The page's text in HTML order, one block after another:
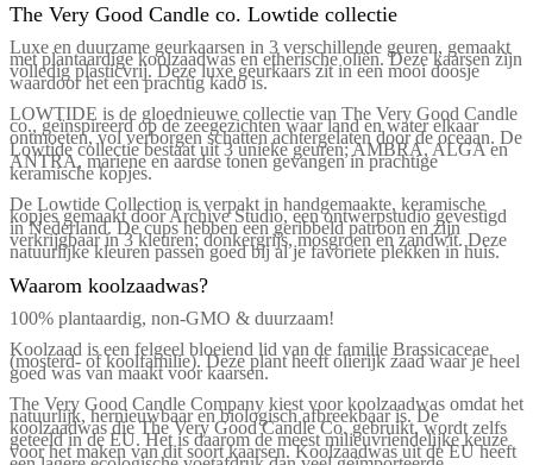
The Very Good Candle co. Lowtide collectie
Luxe en duurzame geurkaarsen in 3 verschillende geuren, gemaakt
met plantaardige koolzaadwas en etherische oliën. Deze kaarsen zijn
volledig plasticvrij. Deze luxe geurkaars zit in een mooi doosje
waardoor het een prachtig kado is.
LOWTIDE is de gloednieuwe collectie van The Very Good Candle
co., geïnspireerd op de zeegezichten waar land en water elkaar
ontmoeten, vol verborgen schatten achtergelaten door de oceaan. De
Lowtide collectie bestaat uit 3 unieke geuren; AMBRA, ALGA en
ANTRA, mariene en aardse tonen gevangen in prachtige
keramische kopjes.
De Lowtide Collection is verpakt in handgemaakte, keramische
kopjes gemaakt door Archive Studio, een ontwerpstudio gevestigd
in Nederland. De cups hebben een geribbeld patroon en zijn
verkrijgbaar in 3 kleuren; donkergrijs, mosgroen en zandwit. Deze
natuurlijke kleuren passen goed bij al je favoriete plekken in huis.
Waarom koolzaadwas?
100% plantaardig, non-GMO & duurzaam!
Koolzaad is een felgeel bloeiend lid van de familie Brassicaceae
(mosterd- of koolfamilie). Deze plant heeft olierijk zaad waar je heel
goed was van maakt voor kaarsen.
The Very Good Candle Company kiest voor koolzaadwas omdat het
natuurlijk, hernieuwbaar en biologisch afbreekbaar is. De
koolzaadwas die The Very Good Candle Co. gebruikt, wordt zelfs
geteeld in de EU. Het is daarom de meest milieuvriendelijke keuze
voor het maken van dit soort kaarsen. Koolzaadwas uit de EU heeft